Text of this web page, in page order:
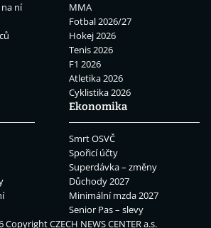
ní
MMA
Fotbal 2026/27
Hokej 2026
Tenis 2026
F1 2026
Atletika 2026
Cyklistika 2026
Ekonomika
Smrt OSVČ
Spořicí účty
Superdávka – změny
Důchody 2027
Minimální mzda 2027
Senior Pas – slevy
CopyrightCZECH NEWS CENTER a.s.